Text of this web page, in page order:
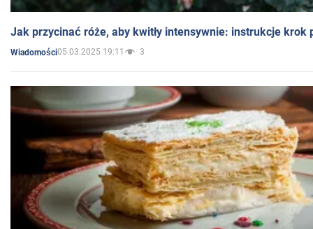
Jak przycinać róże, aby kwitły intensywnie: instrukcje krok
Wiadomości05.03.2025 19:11 3